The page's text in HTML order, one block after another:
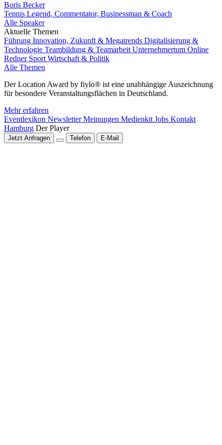
Boris Becker
Tennis Legend, Commentator, Businessman & Coach
Alle Speaker
Aktuelle Themen
Führung Innovation, Zukunft & Megatrends Digitalisierung &
Technologie Teambildung & Teamarbeit Unternehmertum Online
Redner Sport Wirtschaft & Politik
Alle Themen
Der Location Award by fiylo® ist eine unabhängige Auszeichnung
für besondere Veranstaltungsflächen in Deutschland.
Mehr erfahren
Eventlexikon NewsletterMeinungen Medienkit Jobs Kontakt
Hamburg Der Player
Jetzt Anfragen Telefon E-Mail